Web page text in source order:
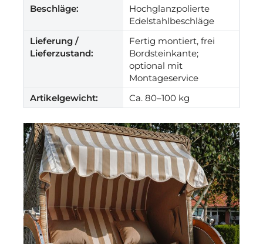
Beschläge:
Hochglanzpolierte
Edelstahlbeschläge
Lieferung /
Lieferzustand:
Fertig montiert, frei
Bordsteinkante;
optional mit
Montageservice
Artikelgewicht:
Ca. 80–100 kg